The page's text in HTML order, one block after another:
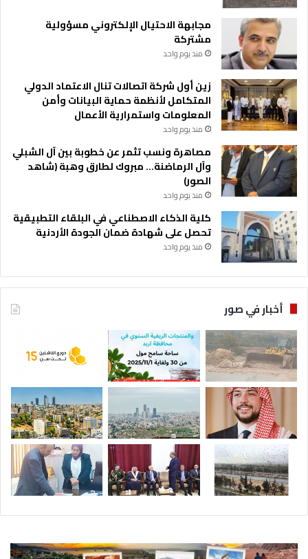
مجابهة الاحتيال الإلكتروني مسؤولية
مشتركة
منذ يوم واحد
زين أول شركة اتصالات تنال الاعتماد الدولي
المتكامل لأنظمة حماية البيانات وأمن
المعلومات واستمرارية الأعمال
منذ يوم واحد
مصاهرة ونسب تثمر عن خطوبة بين آل الشبلي
وآل الرماضنة… مبروك لطارق وهبة (شاهد
الصور)
منذ يوم واحد
كلية الذكاء الاصطناعي في البلقاء التطبيقية
تحصل على شهادة ضمان الجودة الأردنية
منذ يوم واحد
أخبار في صور